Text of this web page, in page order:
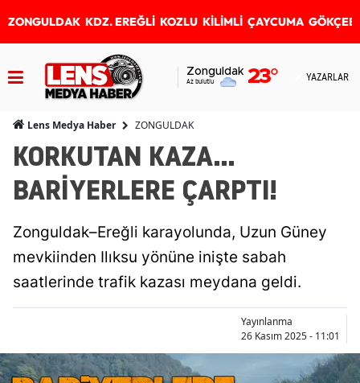
ZONGULDAK KDZ. EREĞLİ KOZLU KİLİMLİ ÇAYCUMA
Zonguldak
Az bulutlu 23° YAZARLAR
Lens Medya Haber ZONGULDAK
KORKUTAN KAZA...
BARİYERLERE ÇARPTI!
Zonguldak–Ereğli karayolunda, Uzun Güney
mevkiinden Ilıksu yönüne inişte sabah
saatlerinde trafik kazası meydana geldi.
Yayınlanma
26 Kasım 2025 - 11:01